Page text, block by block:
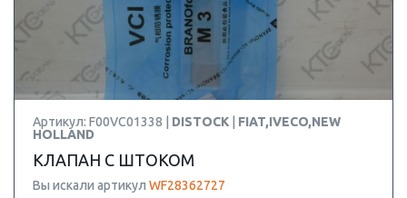
Артикул: F00VC01338 | DISTOCK
FIAT,IVECO,NEW
HOLLAND
КЛАПАН С ШТОКОМ
Вы искали артикул WF28362727